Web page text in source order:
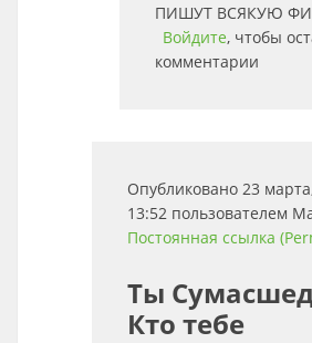
ПИШУТ ВСЯКУЮ
Войдите, чтобы
комментарии
Опубликовано 23
13:52 пользователем
Постоянная ссылка
Ты
Кто тебе